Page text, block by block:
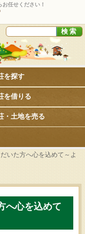
任せください！
を探す
を借りる
・土地を売る
いた方へ心を込めて～よ
へ心を込めて